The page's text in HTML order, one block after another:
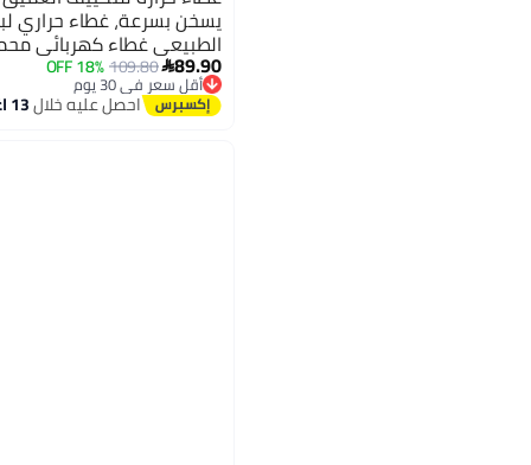
يسخن بسرعة، غطاء حراري
الطبيعي غطاء كهربائي
للاستخدام المنزلي
89.90
109.80
18% OFF أقل سعر في 30 يوم
توصيل مجاني
أقل سعر في 30 يوماحصل عليه خلال13 اغسطس